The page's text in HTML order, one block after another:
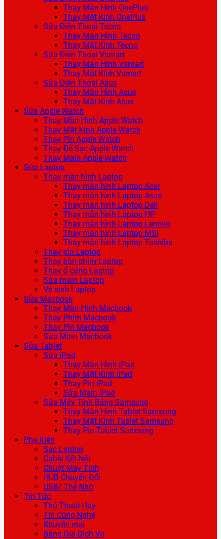
Thay Màn Hình OnePlus
Thay Mặt Kính OnePlus
Sửa Điện Thoại Tecno
Thay Màn Hình Tecno
Thay Mặt Kính Tecno
Sửa Điện Thoại Vsmart
Thay Màn Hình Vsmart
Thay Mặt Kính Vsmart
Sửa Điện Thoại Asus
Thay Màn Hình Asus
Thay Mặt Kính Asus
Sửa Apple Watch
Thay Màn Hình Apple Watch
Thay Mặt Kính Apple Watch
Thay Pin Apple Watch
Thay Đế Sạc Apple Watch
Thay Main Apple Watch
Sửa Laptop
Thay màn hình Laptop
Thay màn hình Laptop Acer
Thay màn hình Laptop Asus
Thay màn hình Laptop Dell
Thay màn hình Laptop HP
Thay màn hình Laptop Lenovo
Thay màn hình Laptop MSI
Thay màn hình Laptop Toshiba
Thay pin Laptop
Thay bàn phím Laptop
Thay ổ cứng Laptop
Sửa main Laptop
Vệ sinh Laptop
Sửa Macbook
Thay Màn Hình Macbook
Thay Phím Macbook
Thay Pin Macbook
Sửa Main Macbook
Sửa Tablet
Sửa iPad
Thay Màn Hình iPad
Thay Mặt Kính iPad
Thay Pin iPad
Sửa Main iPad
Sửa Máy Tính Bảng Samsung
Thay Màn Hình Tablet Samsung
Thay Mặt Kính Tablet Samsung
Thay Pin Tablet Samsung
Phụ Kiện
Sạc Laptop
Cable Kết Nối
Chuột Máy Tính
HUB Chuyển Đổi
USB/ Thẻ Nhớ
Tin Tức
Thủ Thuật Hay
Tin Công Nghệ
Khuyến mại
Bảng Giá Dịch Vụ